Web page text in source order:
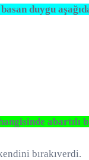
duygu
abartılı
bırakıverdi.